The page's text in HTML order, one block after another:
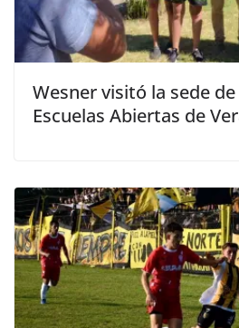
Wesner visitó la sede
Escuelas Abiertas de